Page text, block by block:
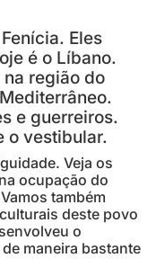
Eles
é o Líbano.
região do
e guerreiros.
o vestibular.
Veja os
ocupação do
também
deste povo
o
maneira bastante